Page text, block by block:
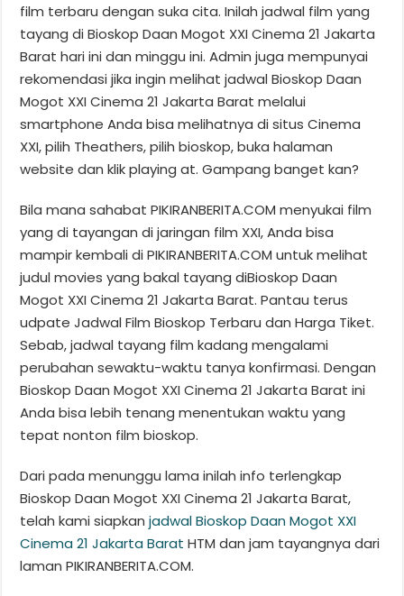
film terbaru dengan suka cita. Inilah jadwal film yang
tayang di Bioskop Daan Mogot XXI Cinema 21 Jakarta
Barat hari ini dan minggu ini. Admin juga mempunyai
rekomendasi jika ingin melihat jadwal Bioskop Daan
Mogot XXI Cinema 21 Jakarta Barat melalui
smartphone Anda bisa melihatnya di situs Cinema
XXI, pilih Theathers, pilih bioskop, buka halaman
website dan klik playing at. Gampang banget kan?
Bila mana sahabat PIKIRANBERITA.COM menyukai film
yang di tayangan di jaringan film XXI, Anda bisa
mampir kembali di PIKIRANBERITA.COM untuk melihat
judul movies yang bakal tayang diBioskop Daan
Mogot XXI Cinema 21 Jakarta Barat. Pantau terus
udpate Jadwal Film Bioskop Terbaru dan Harga Tiket.
Sebab, jadwal tayang film kadang mengalami
perubahan sewaktu-waktu tanya konfirmasi. Dengan
Bioskop Daan Mogot XXI Cinema 21 Jakarta Barat ini
Anda bisa lebih tenang menentukan waktu yang
tepat nonton film bioskop.
Dari pada menunggu lama inilah info terlengkap
Bioskop Daan Mogot XXI Cinema 21 Jakarta Barat,
telah kami siapkanjadwal Bioskop Daan Mogot XXI
Cinema 21 Jakarta Barat HTM dan jam tayangnya dari
laman PIKIRANBERITA.COM.